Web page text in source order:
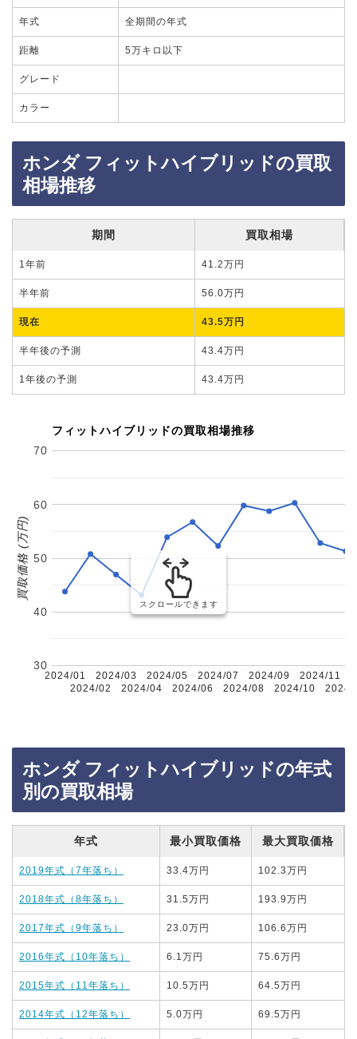
年式 全期間の年式
距離 5万キロ以下
グレード
カラー
ホンダ フィットハイブリッドの買取
相場推移
期間 買取相場
1年前 41.2万円
半年前 56.0万円
現在 43.5万円
半年後の予測 43.4万円
1年後の予測 43.4万円
フィットハイブリッドの買取相場推移
2024/01
2024/02
2024/03
2024/04
2024/05
2024/06
2024/07
2024/08
2024/09
2024/10
2024/11
2024/
30
40
50
60
70
買取価格 (万円)
スクロールできます
ホンダ フィットハイブリッドの年式
別の買取相場
年式 最小買取価格 最大買取価格
2019年式（7年落ち） 33.4万円 102.3万円
2018年式（8年落ち） 31.5万円 193.9万円
2017年式（9年落ち） 23.0万円 106.6万円
2016年式（10年落ち） 6.1万円 75.6万円
2015年式（11年落ち） 10.5万円 64.5万円
2014年式（12年落ち） 5.0万円 69.5万円